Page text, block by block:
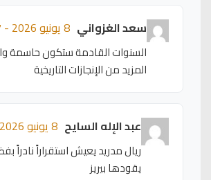
سعد الغزواني 8 يونيو 2026 - 11:17
السنوات القادمة ستكون حاسمة
المزيد من الإنجازات التاريخية
عبد الإله السايح 8 يونيو 2026 - 11:13
ريال مدريد يعيش استقراراً نادراً
يقودها بيريز